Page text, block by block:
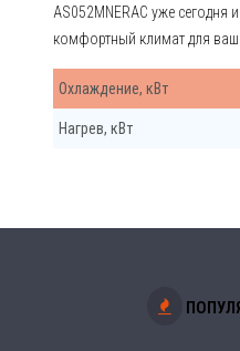
AS052MNERAC уже сегодня
комфортный климат для
Охлаждение, кВт
Нагрев, кВт